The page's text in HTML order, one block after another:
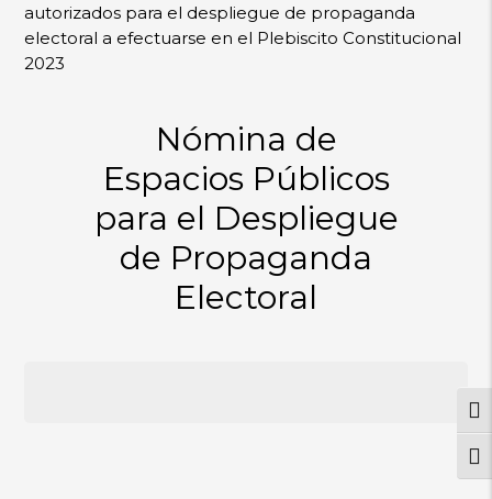
autorizados para el despliegue de propaganda
electoral a efectuarse en el Plebiscito Constitucional
2023
Nómina de
Espacios Públicos
para el Despliegue
de Propaganda
Electoral